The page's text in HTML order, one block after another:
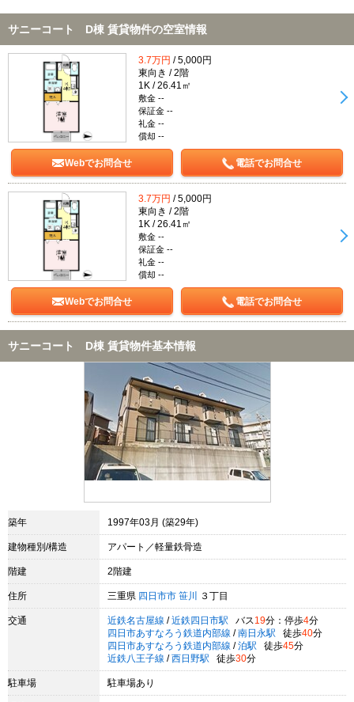
サニーコート D棟 賃貸物件の空室情報
3.7万円 / 5,000円
東向き / 2階
1K / 26.41㎡
敷金 --
保証金 --
礼金 --
償却 --
Webでお問合せ 電話でお問合せ
3.7万円 / 5,000円
東向き / 2階
1K / 26.41㎡
敷金 --
保証金 --
礼金 --
償却 --
Webでお問合せ 電話でお問合せ
サニーコート D棟 賃貸物件基本情報
築年 1997年03月 (築29年)
建物種別/構造 アパート／軽量鉄骨造
階建 2階建
住所 三重県 四日市市 笹川 ３丁目
交通 近鉄名古屋線 / 近鉄四日市駅 バス 19分：停歩4分
四日市あすなろう鉄道内部線 / 南日永駅 徒歩40分
四日市あすなろう鉄道内部線 / 泊駅 徒歩45分
近鉄八王子線 / 西日野駅 徒歩30分
駐車場 駐車場あり